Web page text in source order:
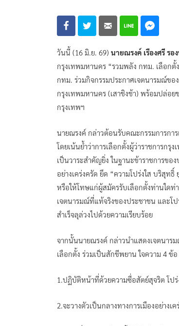
วันนี้ (16 มิ.ย. 69) นายณรงค์ เรืองศรี ร
กรุงเทพมหานคร “รวมพลัง กทม. เลือกตั้
กทม. ร่วมกิจกรรมประกาศเจตนารมณ์ขอ
กรุงเทพมหานคร (เสาชิงช้า) พร้อมปล่อ
กรุงเทพฯ
นายณรงค์ กล่าวต้อนรับคณะกรรมการกา
โดยเน้นย้ำว่าการเลือกตั้งผู้ว่าราชการก
เป็นวาระสำคัญยิ่ง ในฐานะข้าราชการข
อย่างเคร่งครัด ยึด “ความโปร่งใส บริสุท
หรือให้โทษแก่ผู้สมัครรับเลือกตั้งท่านใด
เจตนารมณ์ที่แท้จริงของประชาชน และโ
สำเร็จลุล่วงไปด้วยความเรียบร้อย
จากนั้นนายณรงค์ กล่าวนำแสดงเจตนารม
เลือกตั้ง ร่วมเป็นสักขีพยาน ใจความ 4 ข้อ
1.ปฏิบัติหน้าที่ด้วยความซื่อสัตย์สุจริต โปร่
2.จะวางตัวเป็นกลางทางการเมืองอย่างเ